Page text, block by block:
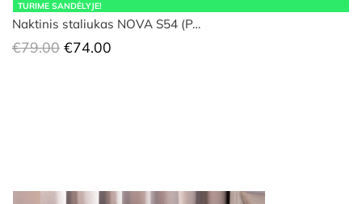
TURIME SANDĖLYJE!
Naktinis staliukas NOVA S54 (P…
€79.00 Original
€74.00